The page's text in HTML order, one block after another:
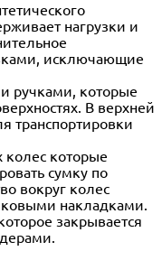
нагрузки и
исключающие
ручками, которые
В верхней
транспортировки
колес которые
сумку по
вокруг колес
накладками.
закрывается